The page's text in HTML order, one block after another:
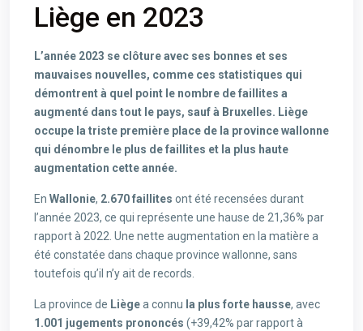
Liège en 2023
L’année 2023 se clôture avec ses bonnes et ses
mauvaises nouvelles, comme ces statistiques qui
démontrent à quel point le nombre de faillites a
augmenté dans tout le pays, sauf à Bruxelles. Liège
occupe la triste première place de la province wallonne
qui dénombre le plus de faillites et la plus haute
augmentation cette année.
En Wallonie, 2.670 faillites ont été recensées durant
l’année 2023, ce qui représente une hause de 21,36% par
rapport à 2022. Une nette augmentation en la matière a
été constatée dans chaque province wallonne, sans
toutefois qu’il n’y ait de records.
La province de Liègea connu la plus forte hausse, avec
1.001 jugements prononcés (+39,42% par rapport à